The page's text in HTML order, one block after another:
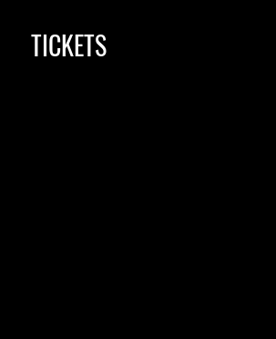
TICKETS